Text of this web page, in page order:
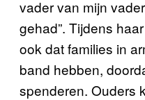
vader van mijn
gehad”. Tijdens
ook dat families in
band hebben,
spenderen. Ouders